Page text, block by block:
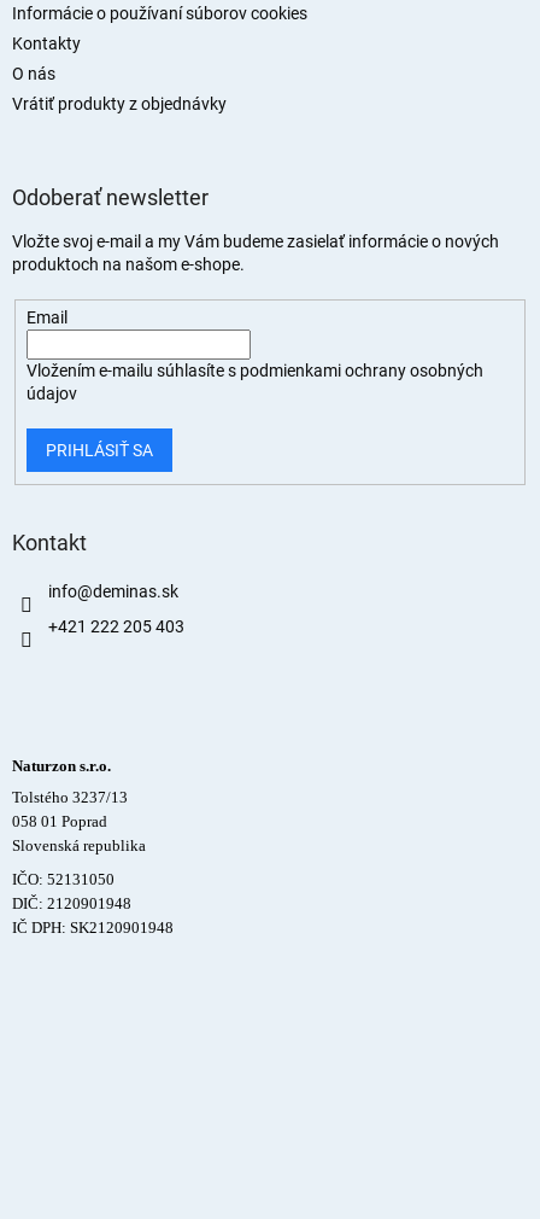
Informácie o používaní súborov cookies
Kontakty
O nás
Vrátiť produkty z objednávky
Odoberať newsletter
Vložte svoj e-mail a my Vám budeme zasielať informácie o nových
produktoch na našom e-shope.
Email
Vložením e-mailu súhlasíte s podmienkami ochrany osobných
údajov
PRIHLÁSIŤ SA
Kontakt
info@deminas.sk
+421 222 205 403
Naturzon s.r.o.
Tolstého 3237/13
058 01 Poprad
Slovenská republika
IČO: 52131050
DIČ: 2120901948
IČ DPH: SK2120901948